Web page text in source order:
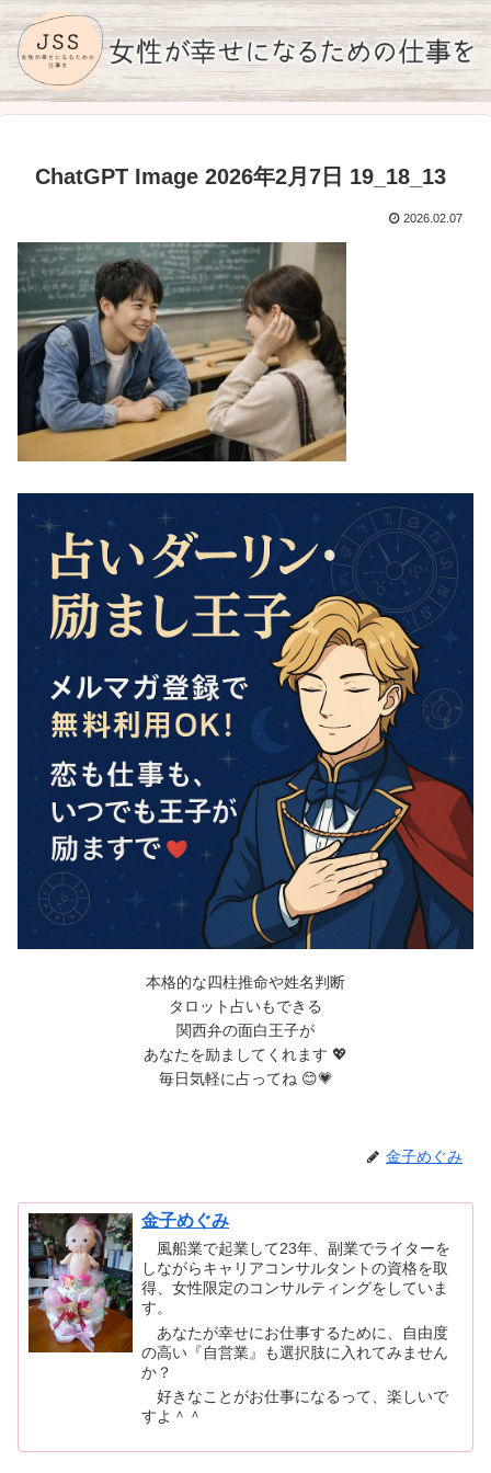
ChatGPT Image 2026年2月7日 19_18_13
2026.02.07
本格的な四柱推命や姓名判断
タロット占いもできる
関西弁の面白王子が
あなたを励ましてくれます 💖
毎日気軽に占ってね 😊💗
金子めぐみ
金子めぐみ
風船業で起業して23年、副業でライターを
しながらキャリアコンサルタントの資格を取
得、女性限定のコンサルティングをしていま
す。
あなたが幸せにお仕事するために、自由度
の高い『自営業』も選択肢に入れてみません
か？
好きなことがお仕事になるって、楽しいで
すよ＾＾